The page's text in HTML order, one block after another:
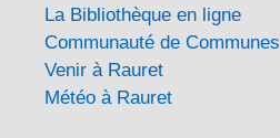
La Bibliothèque en ligne
Communauté de Communes
Venir à Rauret
Météo à Rauret